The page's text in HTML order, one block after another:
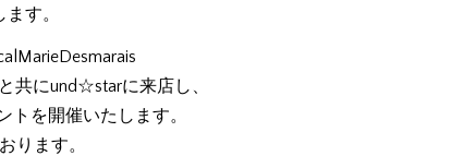
す。
共にund☆starに来店し、
を開催いたします。
ります。